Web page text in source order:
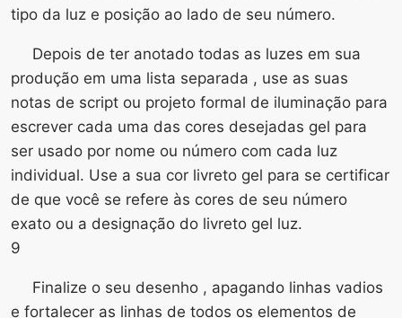
tipo da luz e posição ao lado de seu número.
Depois de ter anotado todas as luzes em sua
produção em uma lista separada , use as suas
notas de script ou projeto formal de iluminação para
escrever cada uma das cores desejadas gel para
ser usado por nome ou número com cada luz
individual. Use a sua cor livreto gel para se certificar
de que você se refere às cores de seu número
exato ou a designação do livreto gel luz.
9
Finalize o seu desenho , apagando linhas vadios
e fortalecer as linhas de todos os elementos de